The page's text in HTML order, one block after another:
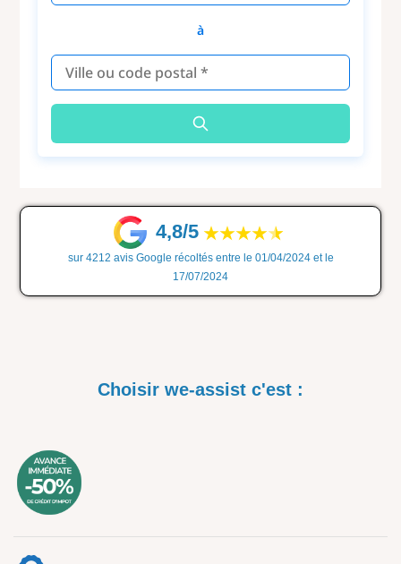
à
4,8/5
sur 4212 avis Google récoltés entre le 01/04/2024 et le
17/07/2024
Choisir we-assist c'est :